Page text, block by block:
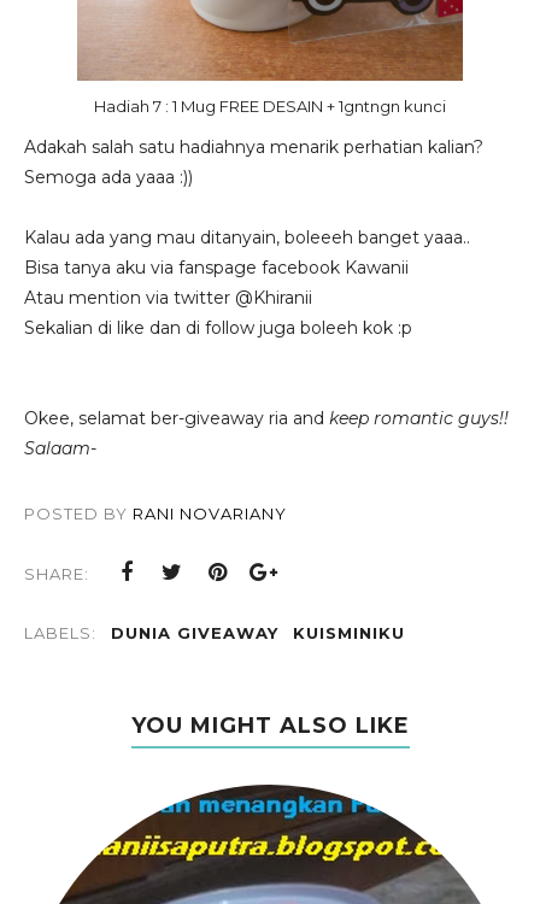
Hadiah 7 : 1 Mug FREE DESAIN + 1gntngn kunci
Adakah salah satu hadiahnya menarik perhatian kalian?
Semoga ada yaaa :))
Kalau ada yang mau ditanyain, boleeeh banget yaaa..
Bisa tanya aku via fanspage facebook Kawanii
Atau mention via twitter @Khiranii
Sekalian di like dan di follow juga boleeh kok :p
Okee, selamat ber-giveaway ria and keep romantic guys!!
Salaam-
POSTED BY RANI NOVARIANY
SHARE:
LABELS: DUNIA GIVEAWAY KUISMINIKU
YOU MIGHT ALSO LIKE